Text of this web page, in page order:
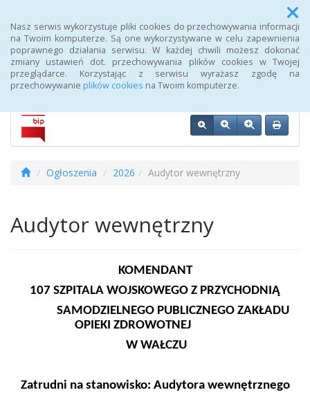
Nasz serwis wykorzystuje pliki cookies do przechowywania informacji
na Twoim komputerze. Są one wykorzystywane w celu zapewnienia
poprawnego działania serwisu. W każdej chwili możesz dokonać
zmiany ustawień dot. przechowywania plików cookies w Twojej
przeglądarce. Korzystając z serwisu wyrażasz zgodę na
przechowywanie plików cookies na Twoim komputerze.
Menu
Biuletyn Informacji Publicznej 107 Szpitala Wojskowego z
Przychodnią SPZOZ w Wałczu
Ogłoszenia 2026 Audytor wewnętrzny
Audytor wewnętrzny
KOMENDANT
107 SZPITALA WOJSKOWEGO Z PRZYCHODNIĄ
SAMODZIELNEGO PUBLICZNEGO ZAKŁADU
OPIEKI ZDROWOTNEJ
W WAŁCZU
Zatrudni na stanowisko: Audytora wewnętrznego